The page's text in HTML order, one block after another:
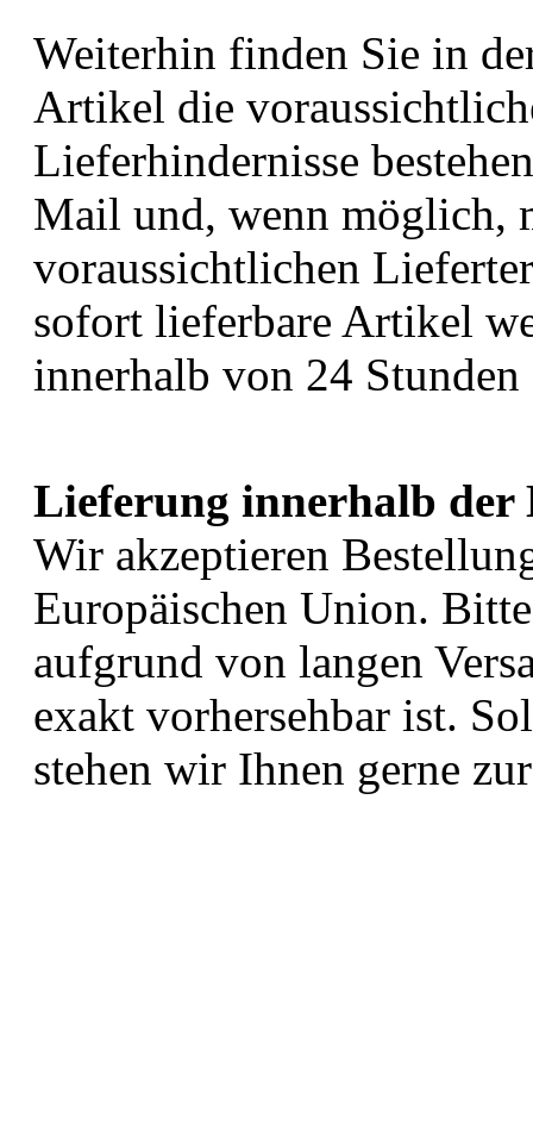
Weiterhin finden Sie in
Artikel die
Lieferhindernisse
Mail und, wenn möglich,
voraussichtlichen
sofort lieferbare Artikel
innerhalb von 24
Lieferung innerhalb der
Wir akzeptieren
Europäischen Union.
aufgrund von langen
exakt vorhersehbar ist.
stehen wir Ihnen gerne